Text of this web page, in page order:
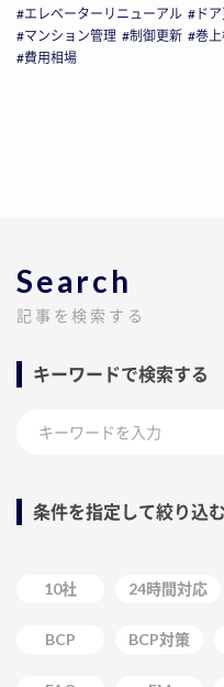
エレベーターリニューアル ド
マンション管理
制御更新 巻
費用相場
Search
記事を検索する
キーワードで検索する
条件を指定して絞り込む
10社 24時間対応
BCP BCP対策